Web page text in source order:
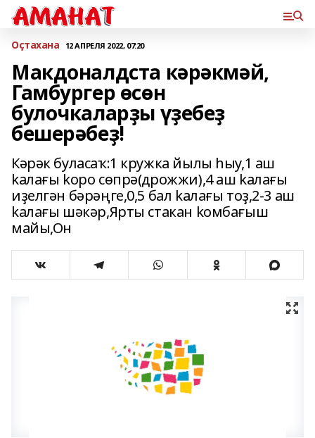
Оҫтахана 12 АПРЕЛЯ 2022, 07:20
Макдоналдста кәрәкмәй,
Гамбургер өсөн
булочкаларҙы үҙебеҙ
бешерәбеҙ!
Кәрәк буласаҡ:1 кружка йылы hыу,1 аш
kалағы kоро сөпрә(дрожжи),4 аш kалағы
иҙелгән бәрәңге,0,5 бал kалағы тоҙ,2-3 аш
kалағы шәкәр,Ярты стакан kомбағыш
майы,Он